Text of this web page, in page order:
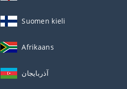
Suomen kieli
Afrikaans
آذربايجان